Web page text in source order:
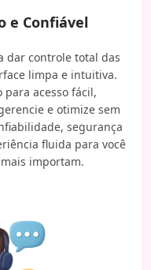
e Confiável
dar controle total das
limpa e intuitiva.
para acesso fácil,
e otimize sem
segurança
fluida para você
importam.